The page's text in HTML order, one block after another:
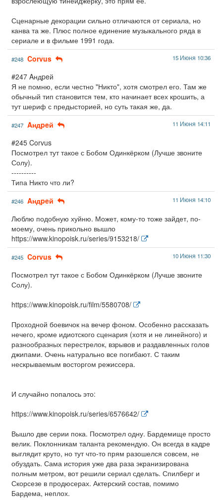
Сценарные декорации сильно отличаются от сериала, но
канва та же. Плюс полное единение музыкального ряда в
сериале и в фильме 1991 года.
#248 Corvus 15 Июня 10:36
#247 Aндpeй
Я не помню, если честно "Никто", хотя смотрел его. Там же
обычный тип становится тем, кто начинает всех крошить, а
тут шериф с предысторией, но суть такая же, да.
#247 Aндpeй 11 Июня 14:11
#245 Corvus
Посмотрел тут такое с Бобом Одинкёрком (Лучше звоните
Солу).
----------
Типа Никто что ли?
#246 Aндpeй 11 Июня 14:10
Люблю подобную хуйню. Может, кому-то тоже зайдет, по-
моему, очень прикольно вышло
https://www.kinopoisk.ru/series/9153218/
#245 Corvus 10 Июня 11:30
Посмотрел тут такое с Бобом Одинкёрком (Лучше звоните
Солу).
https://www.kinopoisk.ru/film/5580708/
Проходной боевичок на вечер фоном. Особенно рассказать
нечего, кроме идиотского сценария (хотя и не линейного) и
разнообразных перестрелок, взрывов и раздавленных голов
джипами. Очень натурально все погибают. С таким
нескрываемым восторгом режиссера.
И случайно попалось это:
https://www.kinopoisk.ru/series/6576642/
Вышло две серии пока. Посмотрел одну. Бардемище просто
велик. Поклонникам таланта рекомендую. Он всегда в кадре
выглядит круто, но тут что-то прям разошелся совсем, не
обуздать. Сама история уже два раза экранизирована
полным метром, вот решили сериал сделать. Спилберг и
Скорсезе в продюсерах. Актерский состав, помимо
Бардема, неплох.